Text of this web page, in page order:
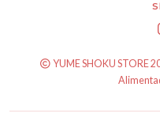
YUME SHOKU STORE